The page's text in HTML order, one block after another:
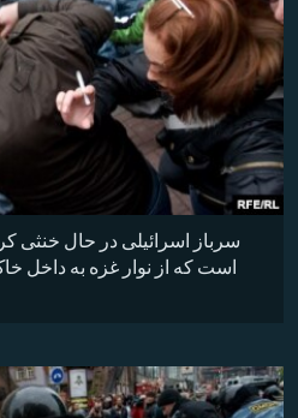
سرباز اسرائیلی در حال خنثی
است که از نوار غزه به داخل